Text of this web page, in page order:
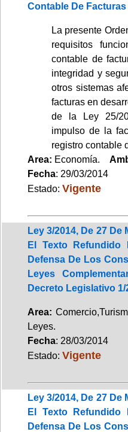
Contable De
La presente
requisitos
contable de
integridad y
otros sistemas
facturas en
de la Ley 25/
impulso de la
registro contable
Area: Economía.
Fecha: 29/03/2014
Estado: Vigente
Ley 3/2014, De 27
El Texto
Defensa De Los
Leyes
Decreto Legislativo
Area:
Leyes.
Fecha: 28/03/2014
Estado: Vigente
Ley 3/2014, De 27
El Texto
Defensa De Los